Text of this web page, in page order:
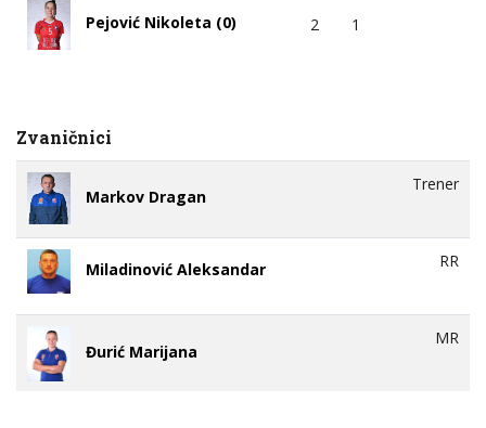
Pejović Nikoleta (0) 2 1
Zvaničnici
Markov Dragan
Trener
Miladinović Aleksandar RR
Đurić Marijana
MR